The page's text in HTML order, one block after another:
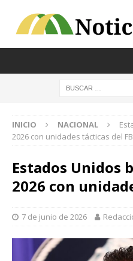
INICIO NACIONAL
2026 con unidades tácticas del
Estados Unidos
2026 con
7 de junio de 2026